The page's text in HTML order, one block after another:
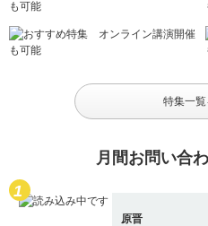
特集一
月間お問い合
原晋